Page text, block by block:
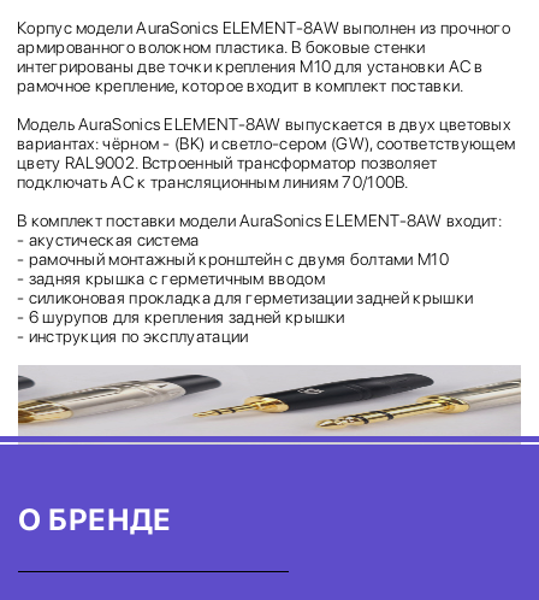
Корпус модели AuraSonics ELEMENT-8AW выполнен из прочного
армированного волокном пластика. В боковые стенки
интегрированы две точки крепления M10 для установки АС в
рамочное крепление, которое входит в комплект поставки.
Модель AuraSonics ELEMENT-8AW выпускается в двух цветовых
вариантах: чёрном - (BK) и светло-сером (GW), соответствующем
цвету RAL9002. Встроенный трансформатор позволяет
подключать АС к трансляционным линиям 70/100В.
В комплект поставки модели AuraSonics ELEMENT-8AW входит:
- акустическая система
- рамочный монтажный кронштейн с двумя болтами M10
- задняя крышка с герметичным вводом
- силиконовая прокладка для герметизации задней крышки
- 6 шурупов для крепления задней крышки
- инструкция по эксплуатации
О БРЕНДЕ